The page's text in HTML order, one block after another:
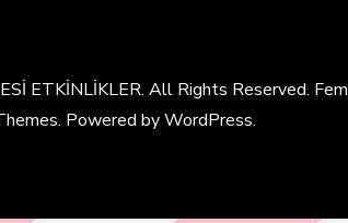
ETKİNLİKLER. All Rights Reserved.
. Powered byWordPress.